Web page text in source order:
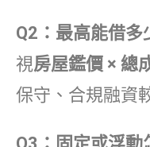
Q2：最高能借多
視房屋鑑價 × 總
保守、合規融資